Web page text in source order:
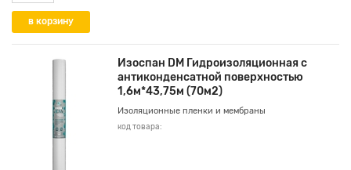
Изоспан DM Гидроизоляционная с
антиконденсатной поверхностью
1,6м*43,75м (70м2)
Изоляционные пленки и мембраны
код товара: